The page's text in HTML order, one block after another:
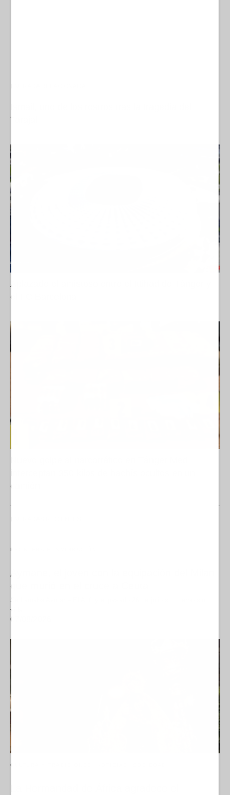
Ismail, uno de los rostros tras la tragedia del
Tarajal
Aplazado el amistoso entre el Ittihad de Tánger y
el FC Barcelona
Nuevo golpe al narcotráfico en Tánger Med:
interceptan 350 kilos de hachís ocultos en un
camión
FRONTERA E INMIGRACIÓN
Aymane, el joven con la equipación del Milan
que murió en el cruce a Ceuta
Se llamaba Aymane El Atifi y el pasado 26 de julio su cuerpo sin
vida…
07/08/2026
CULTURA Y TRADICIONES
La Hermandad de África agradece el